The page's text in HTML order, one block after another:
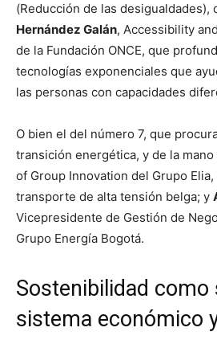
(Reducción de las desigualdades),
Hernández Galán, Accessibility
de la Fundación ONCE, que
tecnologías exponenciales que
las personas con capacidades
O bien el del número 7, que
transición energética, y de la mano
of Group Innovation del Grupo
transporte de alta tensión belga; y
Vicepresidente de Gestión de
Grupo Energía Bogotá.
Sostenibilidad como
sistema económico